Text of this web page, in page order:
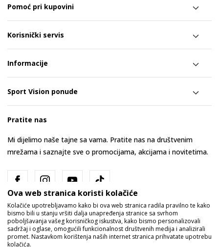
Pomoć pri kupovini
Korisnički servis
Informacije
Sport Vision ponude
Pratite nas
Mi dijelimo naše tajne sa vama. Pratite nas na društvenim
mrežama i saznajte sve o promocijama, akcijama i novitetima.
Bosna i Hercegovina Promijenite
Ova web stranica koristi kolačiće
Kolačiće upotrebljavamo kako bi ova web stranica radila pravilno te kako
bismo bili u stanju vršiti dalja unapređenja stranice sa svrhom
poboljšavanja vašeg korisničkog iskustva, kako bismo personalizovali
sadržaj i oglase, omogućili funkcionalnost društvenih medija i analizirali
promet. Nastavkom korištenja naših internet stranica prihvatate upotrebu
kolačića.